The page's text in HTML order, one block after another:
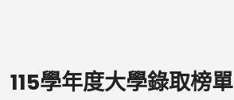
115學年度大學錄取榜單